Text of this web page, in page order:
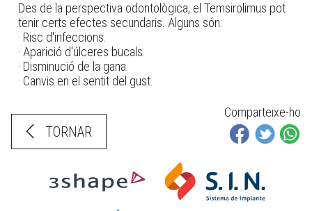
Des de la perspectiva odontològica, el Temsirolimus pot
tenir certs efectes secundaris. Alguns són:
· Risc d'infeccions.
· Aparició d'úlceres bucals.
· Disminució de la gana.
· Canvis en el sentit del gust.
TORNAR
Comparteixe-ho